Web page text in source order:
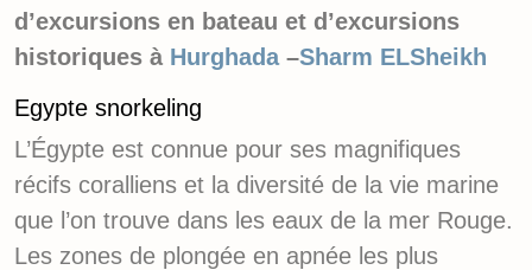
d’excursions en bateau et d’excursions
historiques à Hurghada –Sharm ELSheikh
Egypte snorkeling
L’Égypte est connue pour ses magnifiques
récifs coralliens et la diversité de la vie marine
que l’on trouve dans les eaux de la mer Rouge.
Les zones de plongée en apnée les plus